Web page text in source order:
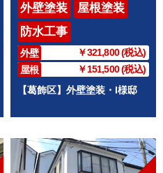
外壁塗装
屋根塗装
防水工事
外壁
￥321,800 (税込)
屋根
￥151,500 (税込)
【葛飾区】外壁塗装・I様邸